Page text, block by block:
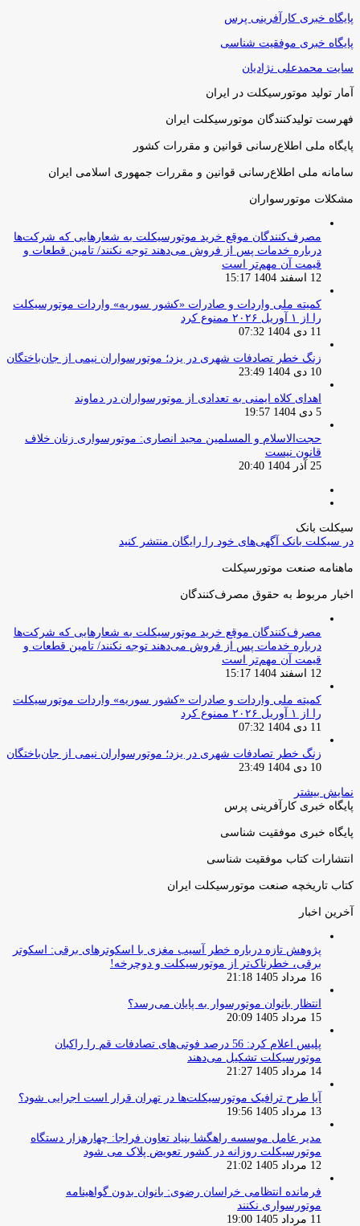
پایگاه خبری کارآفرینی پرس
پایگاه خبری موفقیت شناسی
سایت محمدعلی نژادیان
آمار تولید موتورسیکلت در ایران
فهرست تولیدکنندگان موتورسیکلت ایران
پایگاه ملی اطلاع‌رسانی قوانین و مقررات کشور
سامانه ملی اطلاع‌رسانی قوانین و مقررات جمهوری اسلامی ایران
مشکلات موتورسواران
مصرف‌کنندگان موقع خرید موتورسیکلت به شعارهایی که شرکت‌ها
درباره خدمات پس از فروش می‌دهند توجه نکنند/ تامین قطعات و
قیمت آن مهم‌تر است
12 اسفند 1404 15:17
کمیته ملی واردات و صادرات «کشور سوریه» واردات موتورسیکلت
را از ۱ آوریل ۲۰۲۶ ممنوع کرد
11 دی 1404 07:32
زنگ خطر تصادفات شهری در یزد؛ موتورسواران نیمی از جان‌باختگان
10 دی 1404 23:49
اهدای کلاه ایمنی به تعدادی از موتورسواران در دماوند
5 دی 1404 19:57
حجت‌الاسلام و المسلمین مجید انصاری: موتورسواری زنان خلاف
قانون نیست
25 آذر 1404 20:40
سیکلت بانک
در سیکلت بانک آگهی‌های خود را رایگان منتشر کنید
ماهنامه صنعت موتورسیکلت
اخبار مربوط به حقوق مصرف‌کنندگان
مصرف‌کنندگان موقع خرید موتورسیکلت به شعارهایی که شرکت‌ها
درباره خدمات پس از فروش می‌دهند توجه نکنند/ تامین قطعات و
قیمت آن مهم‌تر است
12 اسفند 1404 15:17
کمیته ملی واردات و صادرات «کشور سوریه» واردات موتورسیکلت
را از ۱ آوریل ۲۰۲۶ ممنوع کرد
11 دی 1404 07:32
زنگ خطر تصادفات شهری در یزد؛ موتورسواران نیمی از جان‌باختگان
10 دی 1404 23:49
نمایش بیشتر
پایگاه خبری کارآفرینی پرس
پایگاه خبری موفقیت شناسی
انتشارات کتاب موفقیت شناسی
کتاب تاریخچه صنعت موتورسیکلت ایران
آخرین اخبار
پژوهش تازه درباره خطر آسیب مغزی با اسکوترهای برقی: اسکوتر
برقی، خطرناک‌تر از موتورسیکلت و دوچرخه!
16 مرداد 1405 21:18
انتظار بانوان موتورسوار به پایان می‌رسد؟
15 مرداد 1405 20:09
پلیس اعلام کرد: 56 درصد فوتی‌های تصادفات قم را راکبان
موتورسیکلت تشکیل می‌دهند
14 مرداد 1405 21:27
آیا طرح ترافیک موتورسیکلت‌ها در تهران قرار است اجرایی شود؟
13 مرداد 1405 19:56
مدیر عامل موسسه راهگشا بنیاد تعاون فراجا: چهارهزار دستگاه
موتورسیکلت روزانه در کشور تعویض پلاک می شود
12 مرداد 1405 21:02
فرمانده انتظامی خراسان رضوی: بانوان بدون گواهینامه
موتورسواری نکنند
11 مرداد 1405 19:00